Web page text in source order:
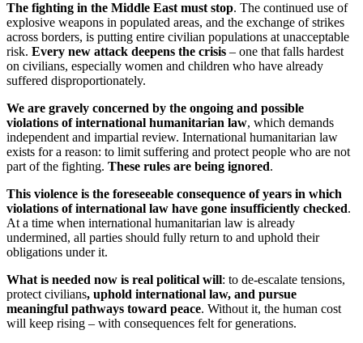
The fighting in the Middle East must stop. The continued use of
explosive weapons in populated areas, and the exchange of strikes
across borders, is putting entire civilian populations at unacceptable
risk. Every new attack deepens the crisis – one that falls hardest
on civilians, especially women and children who have already
suffered disproportionately.
We are gravely concerned by the ongoing and possible
violations of international humanitarian law, which demands
independent and impartial review. International humanitarian law
exists for a reason: to limit suffering and protect people who are not
part of the fighting. These rules are being ignored.
This violence is the foreseeable consequence of years in which
violations of international law have gone insufficiently checked.
At a time when international humanitarian law is already
undermined, all parties should fully return to and uphold their
obligations under it.
What is needed now is real political will: to de-escalate tensions,
protect civilians, uphold international law, and pursue
meaningful pathways toward peace. Without it, the human cost
will keep rising – with consequences felt for generations.